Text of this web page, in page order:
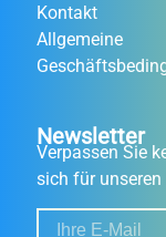
Kontakt
Allgemeine
Newsletter
Verpassen Sie
sich für